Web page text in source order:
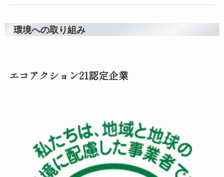
環境への取り組み
エコアクション21認定企業